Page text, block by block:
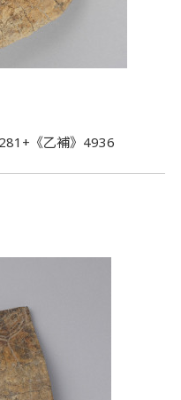
《乙補》4936